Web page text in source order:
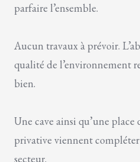
parfaire l’ensemble.
Aucun travaux à prévoir.
qualité de l’environnement
bien.
Une cave ainsi qu’une
privative viennent
secteur.